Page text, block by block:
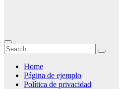
Home
Página de ejemplo
Política de privacidad